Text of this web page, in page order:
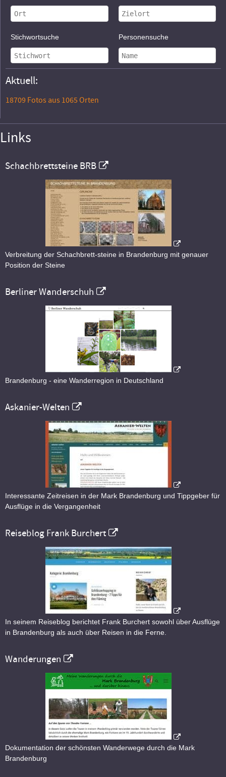
Stichwortsuche Personensuche
Aktuell:
18709 Fotos aus 1065 Orten
Links
Schachbrettsteine BRB
Verbreitung der Schachbrett-steine in Brandenburg mit genauer
Position der Steine
Berliner Wanderschuh
Brandenburg - eine Wanderregion in Deutschland
Askanier-Welten
Interessante Zeitreisen in der Mark Brandenburg und Tippgeber für
Ausflüge in die Vergangenheit
Reiseblog Frank Burchert
In seinem Reiseblog berichtet Frank Burchert sowohl über Ausflüge
in Brandenburg als auch über Reisen in die Ferne.
Wanderungen
Dokumentation der schönsten Wanderwege durch die Mark
Brandenburg